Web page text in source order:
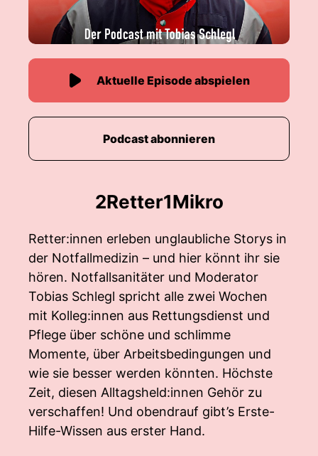
2Retter1Mikro
Retter:innen erleben unglaubliche Storys in
der Notfallmedizin – und hier könnt ihr sie
hören. Notfallsanitäter und Moderator
Tobias Schlegl spricht alle zwei Wochen
mit Kolleg:innen aus Rettungsdienst und
Pflege über schöne und schlimme
Momente, über Arbeitsbedingungen und
wie sie besser werden könnten. Höchste
Zeit, diesen Alltagsheld:innen Gehör zu
verschaffen! Und obendrauf gibt’s Erste-
Hilfe-Wissen aus erster Hand.
Aktuelle Episode abspielen
Podcast abonnieren